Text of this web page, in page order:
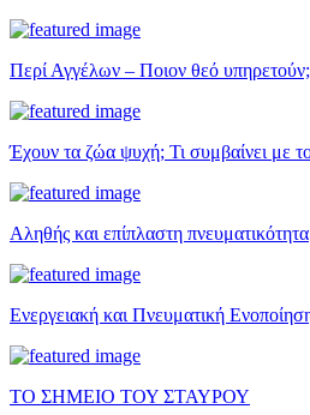
Περί Αγγέλων – Ποιον θεό υπηρετούν;
Έχουν τα ζώα ψυχή; Τι συμβαίνει με
Αληθής και επίπλαστη πνευματικότητα
Ενεργειακή και Πνευματική
ΤΟ ΣΗΜΕΙΟ ΤΟΥ ΣΤΑΥΡΟΥ